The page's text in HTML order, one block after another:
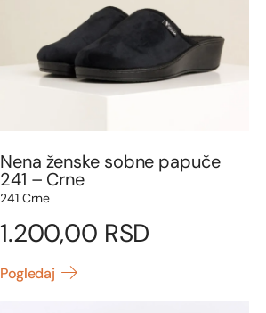
Nena ženske sobne papuče
241 – Crne
241 Crne
1.200,00 RSD
Pogledaj